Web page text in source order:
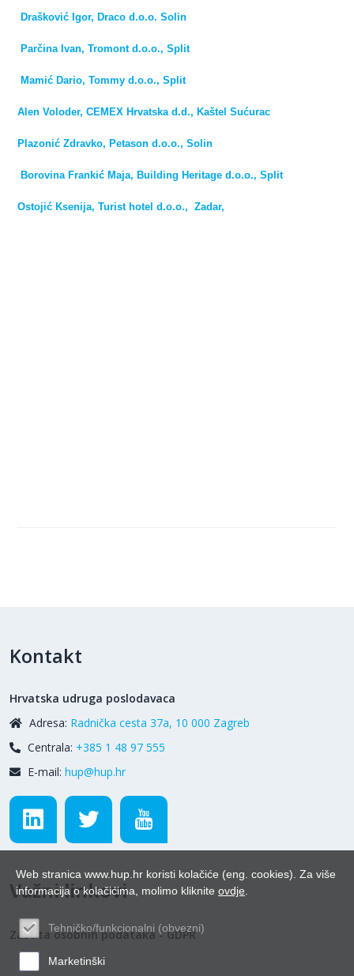
Drašković Igor, Draco d.o.o. Solin
Parčina Ivan, Tromont d.o.o., Split
Mamić Dario, Tommy d.o.o., Split
Alen Voloder, CEMEX Hrvatska d.d., Kaštel Sućurac
Plazonić Zdravko, Petason d.o.o., Solin
Borovina Frankić Maja, Building Heritage d.o.o., Split
Ostojić Ksenija, Turist hotel d.o.o., Zadar,
Kontakt
Hrvatska udruga poslodavaca
Adresa: Radnička cesta 37a, 10 000 Zagreb
Centrala: +385 1 48 97 555
E-mail: hup@hup.hr
Važni linkovi
Zaštita osobnih podataka - GDPR
Web stranica www.hup.hr koristi kolačiće (eng. cookies). Za više
informacija o kolačićima, molimo kliknite ovdje
Tehničko/funkcionalni (obvezni)
Marketinški